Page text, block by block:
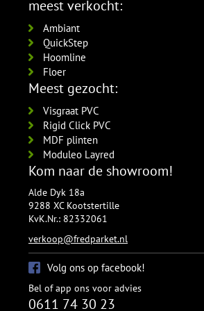
meest verkocht:
Ambiant
QuickStep
Hoomline
Floer
Meest gezocht:
Visgraat PVC
Rigid Click PVC
MDF plinten
Moduleo Layred
Kom naar de showroom!
Alde Dyk 18a
9288 XC Kootstertille
KvK.Nr.: 82332061
verkoop@fredparket.nl
Volg ons op facebook!
Bel of app ons voor advies
0611 74 30 23